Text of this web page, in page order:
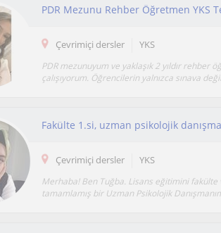
PDR Mezunu Rehber Öğretmen YKS
Çevrimiçi dersler YKS
PDR mezunuyum ve yaklaşık 2 yıldır rehber
çalışıyorum. Öğrencilerin yalnızca sınava
Çevrimiçi dersler YKS
Merhaba! Ben Tuğba. Lisans eğitimini
tamamlamış bir Uzman Psikolojik